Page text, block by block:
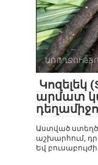
Կոզելեկ
արմատ
Աստված
աշխարհում,
Եվ բուսաբույժի